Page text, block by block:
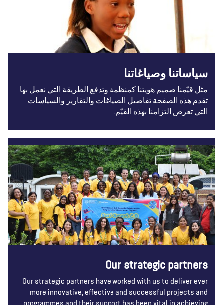
سياساتنا وصياغاتنا
مثل قيّمنا صميم هويتنا كمنظمة وتدفع الطريقة التي نعمل بها.
تقدم هذه الصفحة تفاصيل الصياغات والتقارير والسياسات
التي تعرض التزامنا بهذه القيّم.
Our strategic partners
Our strategic partners have worked with us to deliver ever
more innovative, effective and successful projects and
programmes and their support has been vital in achieving